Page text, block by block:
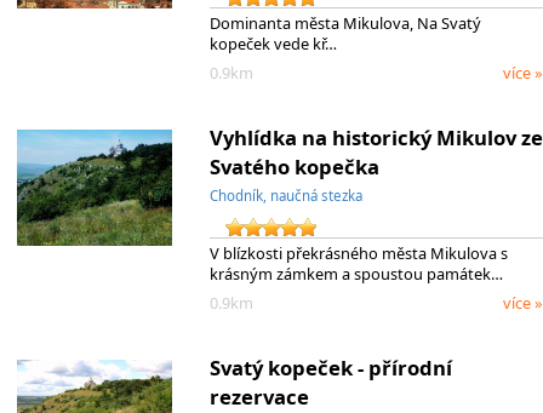
Dominanta města Mikulova, Na Svatý
kopeček vede kř…
0.9km
více »
Vyhlídka na historický Mikulov ze
Svatého kopečka
Chodník, naučná stezka
V blízkosti překrásného města Mikulova s
krásným zámkem a spoustou památek…
0.9km
více »
Svatý kopeček - přírodní
rezervace